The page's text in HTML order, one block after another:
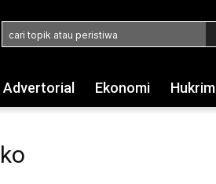
cari topik atau peristiwa
Advertorial Ekonomi Hukrim